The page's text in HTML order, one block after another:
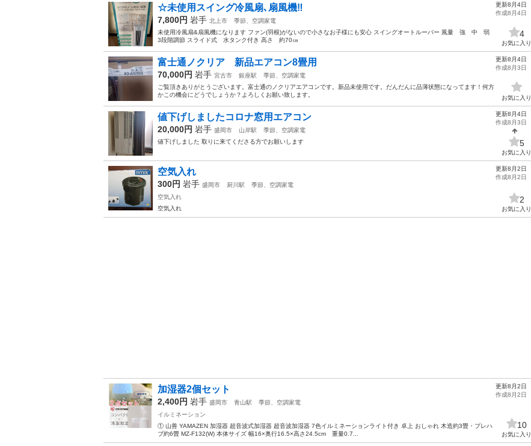
☆未使用スイング冷風扇､扇風機️‼️
7,800円 岩手 北上市
季節、空調家電
未使用冷風扇&扇風機になります ファン(羽根)がないので小さなお子様にも安心 スイングオートルーバー 風量 強 中 弱
3段階調節 スライド式 水タンク付き 高さ 約70㎝
更新8月4日
作成8月4日
4
お気に入り
富士通ノクリア 新品エアコン8畳用
70,000円 岩手 宮古市 銀座駅
季節、空調家電
ご覧頂きありがとうございます。富士通のノクリアエアコンです。新品未使用です。だんだんに品薄状態になってます！何方
かこの機会にどうでしょうか？よろしくお願い致します。
更新8月4日
作成8月3日
お気に入り
値下げしましたコロナ窓用エアコン
20,000円 岩手 盛岡市 山岸駅
季節、空調家電
値下げしました 取りに来てくださる方でお願いします
更新8月4日
作成8月3日
5
お気に入り
空気入れ
300円 岩手 盛岡市 厨川駅
季節、空調家電
空気入れ
空気入れ
更新8月2日
作成8月2日
2
お気に入り
加湿器2個セット
2,400円 岩手 盛岡市 青山駅
季節、空調家電
イルミネーション
① 山善 YAMAZEN 加湿器 超音波式加湿器 超音波加湿器 7色イルミネーションライト付き 卓上 おしゃれ 木造約3畳・プレハ
ブ約6畳 MZ-F132(W) 本体サイズ 幅16×奥行16.5×高さ24.5cm 重量0.7...
更新8月2日
作成8月2日
10
お気に入り